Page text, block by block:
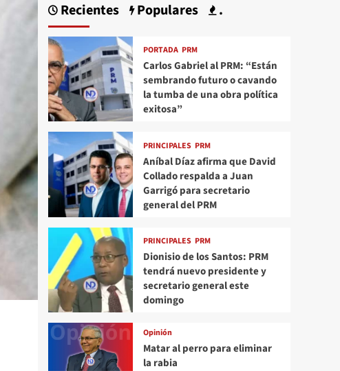
Recientes Populares .
PORTADA PRM
Carlos Gabriel al PRM: “Están
sembrando futuro o cavando
la tumba de una obra política
exitosa”
PRINCIPALES PRM
Aníbal Díaz afirma que David
Collado respalda a Juan
Garrigó para secretario
general del PRM
PRINCIPALES PRM
Dionisio de los Santos: PRM
tendrá nuevo presidente y
secretario general este
domingo
Opinión
Matar al perro para eliminar
la rabia